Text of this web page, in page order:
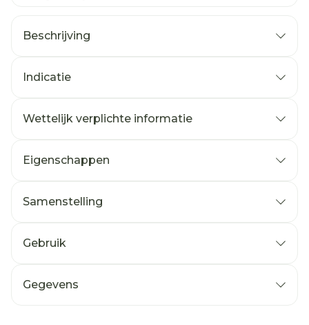
Beschrijving
Indicatie
Wettelijk verplichte informatie
Eigenschappen
Samenstelling
Gebruik
Gegevens